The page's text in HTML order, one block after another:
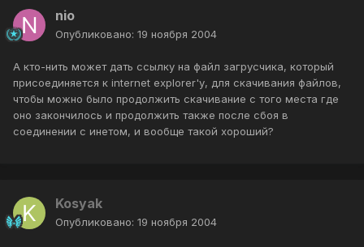
nio
Опубликовано: 19 ноября 2004
А кто-нить может дать ссылку на файл загрусчика, который
присоединяется к internet explorer'у, для скачивания файлов,
чтобы можно было продолжить скачивание с того места где
оно закончилось и продолжить также после сбоя в
соединении с инетом, и вообще такой хороший?
Kosyak
Опубликовано: 19 ноября 2004